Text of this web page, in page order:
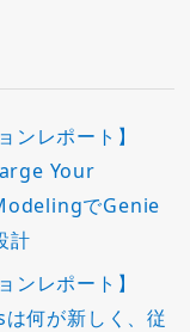
レポート】
Your
でGenie
計
レポート】
何が新しく、従